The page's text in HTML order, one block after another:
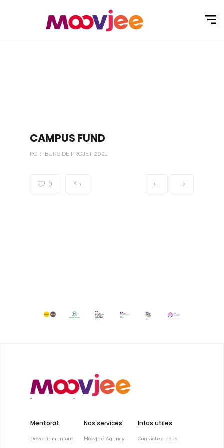
CAMPUS FUND
PORTEURS DE PROJET 2021
0
Mentorat
Devenir mentoré
Nos services
Moovjee Agency
Infos utiles
Contactez-nous